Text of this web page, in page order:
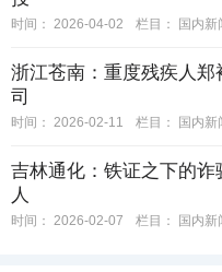
时间： 2026-04-02 栏目： 国内新
浙江苍南：重度残疾人
司
时间： 2026-02-11 栏目： 国内新
吉林通化：铁证之下的诈
人
时间： 2026-02-07 栏目： 国内新